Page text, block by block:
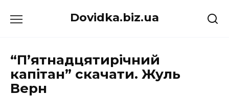
до
Dovidka.biz.ua
“П’ятнадцятирічний
капітан” скачати. Жуль
Верн